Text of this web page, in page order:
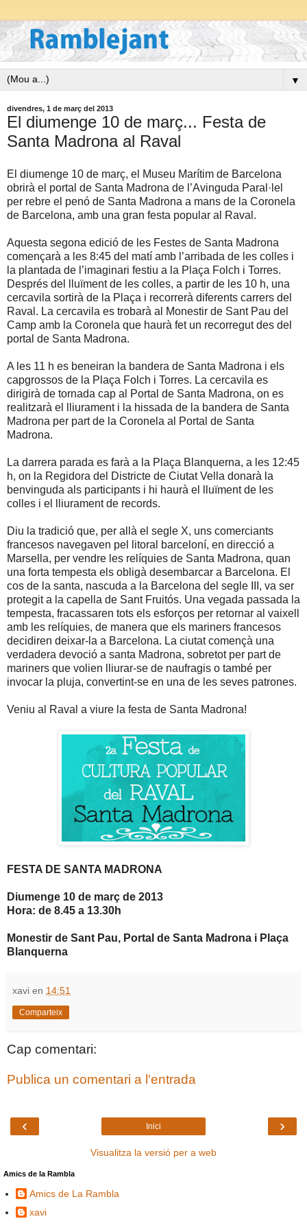
▼
divendres, 1 de març del 2013
El diumenge 10 de març... Festa de
Santa Madrona al Raval
El diumenge 10 de març, el Museu Marítim de Barcelona
obrirà el portal de Santa Madrona de l’Avinguda Paral·lel
per rebre el penó de Santa Madrona a mans de la Coronela
de Barcelona, amb una gran festa popular al Raval.
Aquesta segona edició de les Festes de Santa Madrona
començarà a les 8:45 del matí amb l’arribada de les colles i
la plantada de l’imaginari festiu a la Plaça Folch i Torres.
Després del lluïment de les colles, a partir de les 10 h, una
cercavila sortirà de la Plaça i recorrerà diferents carrers del
Raval. La cercavila es trobarà al Monestir de Sant Pau del
Camp amb la Coronela que haurà fet un recorregut des del
portal de Santa Madrona.
A les 11 h es beneiran la bandera de Santa Madrona i els
capgrossos de la Plaça Folch i Torres. La cercavila es
dirigirà de tornada cap al Portal de Santa Madrona, on es
realitzarà el lliurament i la hissada de la bandera de Santa
Madrona per part de la Coronela al Portal de Santa
Madrona.
La darrera parada es farà a la Plaça Blanquerna, a les 12:45
h, on la Regidora del Districte de Ciutat Vella donarà la
benvinguda als participants i hi haurà el lluïment de les
colles i el lliurament de records.
Diu la tradició que, per allà el segle X, uns comerciants
francesos navegaven pel litoral barceloní, en direcció a
Marsella, per vendre les relíquies de Santa Madrona, quan
una forta tempesta els obligà desembarcar a Barcelona. El
cos de la santa, nascuda a la Barcelona del segle III, va ser
protegit a la capella de Sant Fruitós. Una vegada passada la
tempesta, fracassaren tots els esforços per retornar al vaixell
amb les relíquies, de manera que els mariners francesos
decidiren deixar-la a Barcelona. La ciutat començà una
verdadera devoció a santa Madrona, sobretot per part de
mariners que volien lliurar-se de naufragis o també per
invocar la pluja, convertint-se en una de les seves patrones.
Veniu al Raval a viure la festa de Santa Madrona!
FESTA DE SANTA MADRONA
Diumenge 10 de març de 2013
Hora: de 8.45 a 13.30h
Monestir de Sant Pau, Portal de Santa Madrona i Plaça
Blanquerna
xavi en 14:51
Comparteix
Cap comentari:
Publica un comentari a l'entrada
‹ ›
Inici
Visualitza la versió per a web
Amics de la Rambla
Amics de La Rambla
xavi